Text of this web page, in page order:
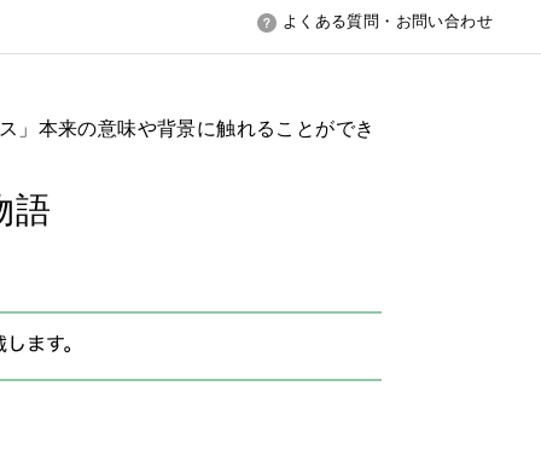
よくある質問・お問い合わせ
」本来の意味や背景に触れることができ
語